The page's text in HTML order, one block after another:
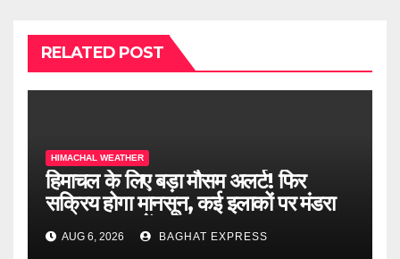
RELATED POST
HIMACHAL WEATHER
हिमाचल के लिए बड़ा मौसम अलर्ट! फिर
सक्रिय होगा मानसून, कई इलाकों पर मंडरा
रहा खतरा, जानें पूरी खबर
AUG 6, 2026 BAGHAT EXPRESS